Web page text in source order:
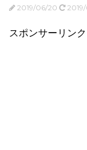
2019/06/20
スポンサーリンク